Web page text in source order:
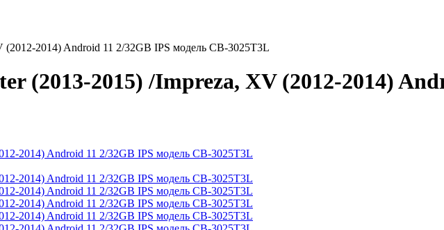
2014) Android 11 2/32GB IPS модель CB-3025T3L
(2013-2015) /Impreza, XV (2012-2014)